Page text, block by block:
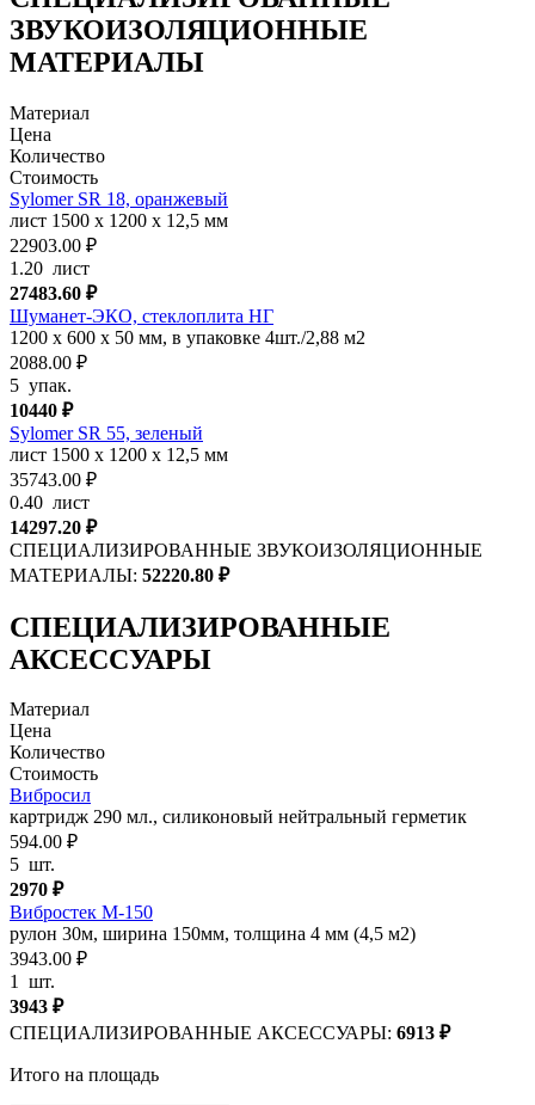
ЗВУКОИЗОЛЯЦИОННЫЕ
МАТЕРИАЛЫ
Материал
Цена
Количество
Стоимость
Sylomer SR 18, оранжевый
лист 1500 х 1200 х 12,5 мм
22903.00 ₽
1.20 лист
27483.60 ₽
Шуманет-ЭКО, стеклоплита НГ
1200 х 600 х 50 мм, в упаковке 4шт./2,88 м2
2088.00 ₽
5 упак.
10440 ₽
Sylomer SR 55, зеленый
лист 1500 х 1200 х 12,5 мм
35743.00 ₽
0.40 лист
14297.20 ₽
СПЕЦИАЛИЗИРОВАННЫЕ ЗВУКОИЗОЛЯЦИОННЫЕ
МАТЕРИАЛЫ: 52220.80 ₽
СПЕЦИАЛИЗИРОВАННЫЕ
АКСЕССУАРЫ
Материал
Цена
Количество
Стоимость
Вибросил
картридж 290 мл., силиконовый нейтральный герметик
594.00 ₽
5 шт.
2970 ₽
Вибростек М-150
рулон 30м, ширина 150мм, толщина 4 мм (4,5 м2)
3943.00 ₽
1 шт.
3943 ₽
СПЕЦИАЛИЗИРОВАННЫЕ АКСЕССУАРЫ: 6913 ₽
Итого на площадь